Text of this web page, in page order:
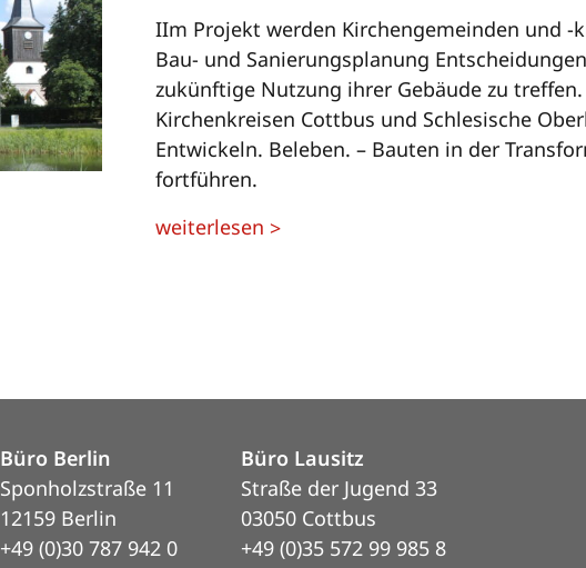
IIm Projekt werden Kirchengemeinden und
Bau- und Sanierungsplanung
zukünftige Nutzung ihrer Gebäude zu
Kirchenkreisen Cottbus und Schlesische
Entwickeln. Beleben. – Bauten in der
fortführen.
weiterlesen >
Büro Berlin
Sponholzstraße 11
12159 Berlin
+49 (0)30 787 942 0
Büro Lausitz
Straße der Jugend 33
03050 Cottbus
+49 (0)35 572 99 985 8